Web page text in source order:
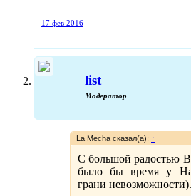
17 фев 2016
list
Модератор
La Mecha сказал(а): ↑
C большой радостью
было бы время у
грани невозможности).